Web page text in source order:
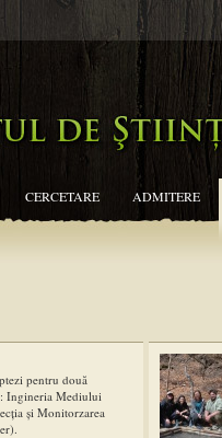
CERCETARE ADMITERE
pentru două
Ingineria Mediului
și Monitorzarea